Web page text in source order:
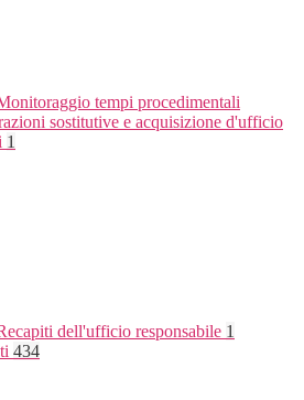
tempi procedimentali
sostitutive e acquisizione d'ufficio
1
dell'ufficio responsabile 1
434